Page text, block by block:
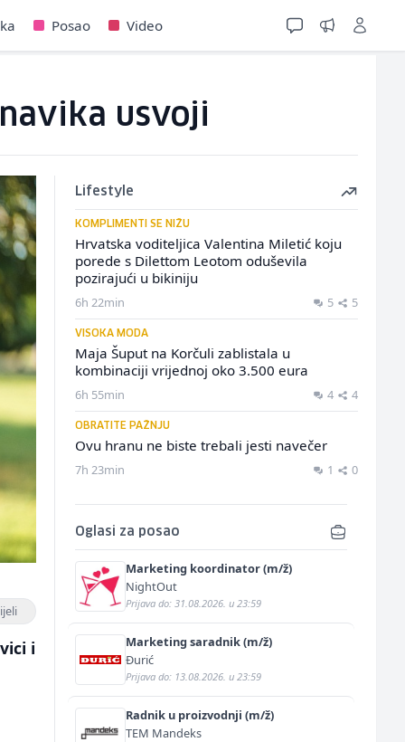
Posao Video
usvoji
i
Lifestyle
KOMPLIMENTI SE NIŽU
Hrvatska voditeljica Valentina Miletić koju
porede s Dilettom Leotom oduševila
pozirajući u bikiniju
6h 22min 5 5
VISOKA MODA
Maja Šuput na Korčuli zablistala u
kombinaciji vrijednoj oko 3.500 eura
6h 55min 4 4
OBRATITE PAŽNJU
Ovu hranu ne biste trebali jesti navečer
7h 23min 1 0
Oglasi za posao
Marketing koordinator (m/ž)
NightOut
Prijava do: 31.08.2026. u 23:59
Marketing saradnik (m/ž)
Đurić
Prijava do: 13.08.2026. u 23:59
Radnik u proizvodnji (m/ž)
TEM Mandeks